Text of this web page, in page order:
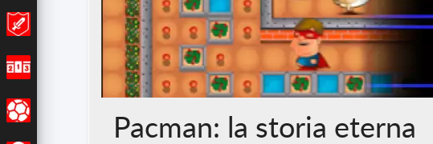
Pacman: la storia eterna